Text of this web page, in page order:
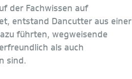
der Fachwissen auf
entstand Dancutter aus einer
führten, wegweisende
als auch
sind.